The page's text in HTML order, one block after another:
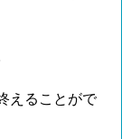
えることがで